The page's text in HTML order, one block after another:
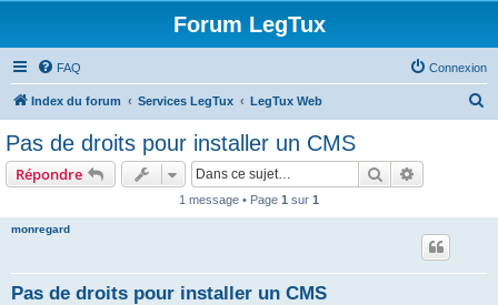
Forum LegTux
FAQ Connexion
Index du forum Services LegTux LegTux Web
Pas de droits pour installer un CMS
Répondre Rechercher
1 message • Page 1 sur 1
monregard
Pas de droits pour installer un CMS